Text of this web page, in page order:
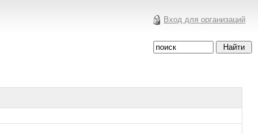
Вход для организаций